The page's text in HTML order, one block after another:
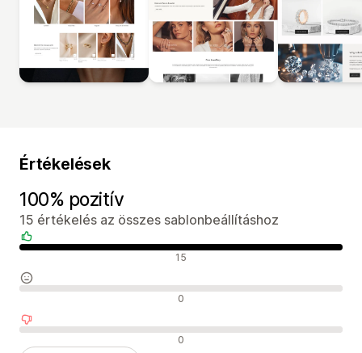
Értékelések
100% pozitív
15 értékelés az összes sablonbeállításhoz
Pozitív értékelések 15
Semleges értékelések 0
Negatív értékelések 0